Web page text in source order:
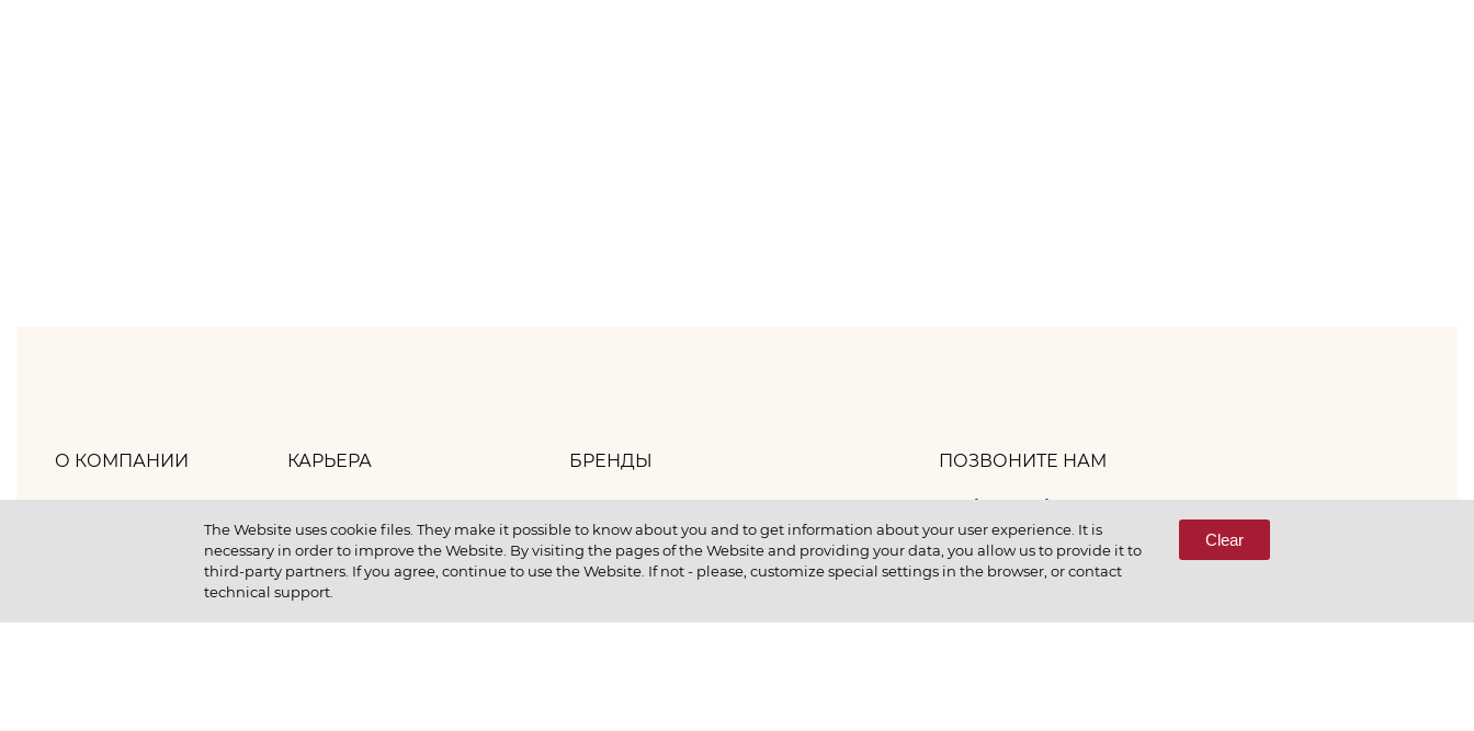
О КОМПАНИИ
Политика компании
КАРЬЕРА
Как мы отдыхаем
Как мы учимся
БРЕНДЫ
КОНТАКТЫ
ПОЗВОНИТЕ НАМ
8 (800) 333-65-66
The Website uses cookie files. They make it possible to know about you and to get information about your user experience. It is
necessary in order to improve the Website. By visiting the pages of the Website and providing your data, you allow us to provide it to
third-party partners. If you agree, continue to use the Website. If not - please, customize special settings in the browser, or contact
technical support.
Clear